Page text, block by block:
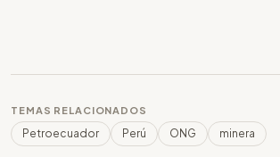
TEMAS RELACIONADOS
Petroecuador Perú ONG minera